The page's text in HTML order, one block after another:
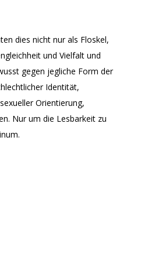
dies nicht nur als Floskel,
und Vielfalt und
gegen jegliche Form der
Identität,
Orientierung,
Nur um die Lesbarkeit zu